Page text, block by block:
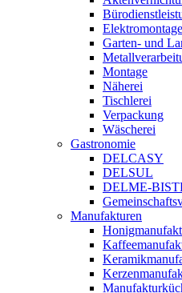
Garten- und
Montage
Näherei
Tischlerei
Verpackung
Wäscherei
Gastronomie
DELCASY
DELSUL
DELME-
Manufakturen